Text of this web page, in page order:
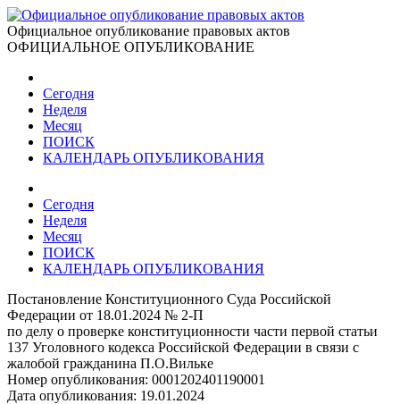
Официальное опубликование правовых актов
ОФИЦИАЛЬНОЕ ОПУБЛИКОВАНИЕ
Сегодня
Неделя
Месяц
ПОИСК
КАЛЕНДАРЬ ОПУБЛИКОВАНИЯ
Сегодня
Неделя
Месяц
ПОИСК
КАЛЕНДАРЬ ОПУБЛИКОВАНИЯ
Постановление Конституционного Суда Российской
Федерации от 18.01.2024 № 2-П
по делу о проверке конституционности части первой статьи
137 Уголовного кодекса Российской Федерации в связи с
жалобой гражданина П.О.Вильке
Номер опубликования: 0001202401190001
Дата опубликования: 19.01.2024